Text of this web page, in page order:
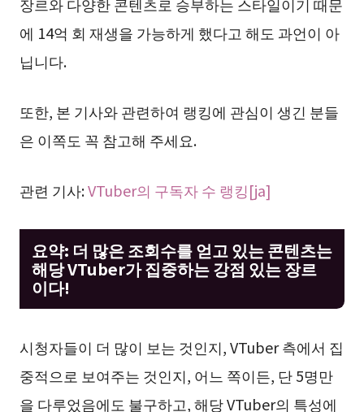
장르와 다양한 콘텐츠로 승부하는 스타일이기 때문
에 14억 회 재생을 가능하게 했다고 해도 과언이 아
닙니다.
또한, 본 기사와 관련하여 랭킹에 관심이 생긴 분들
은 이쪽도 꼭 참고해 주세요.
관련 기사:VTuber의 구독자 수 랭킹[ja]
요약: 더 많은 조회수를 얻고 있는 콘텐츠는
해당 VTuber가 집중하는 강점 있는 장르
이다!
시청자들이 더 많이 보는 것인지, VTuber 측에서 집
중적으로 보여주는 것인지, 어느 쪽이든, 단 5명만
을 다루었음에도 불구하고, 해당 VTuber의 특성에